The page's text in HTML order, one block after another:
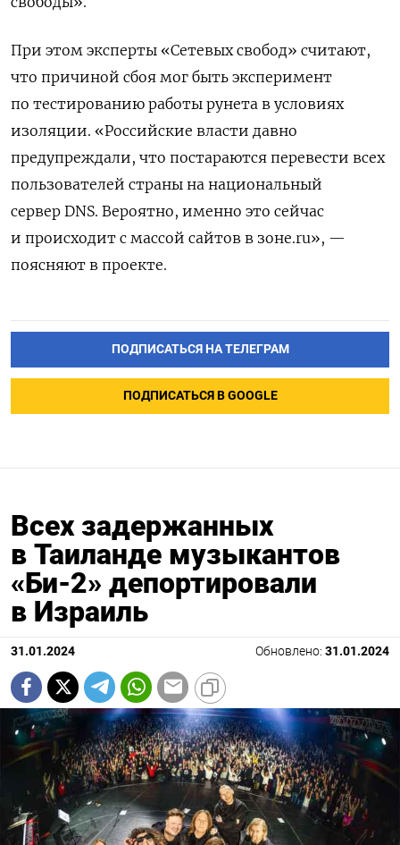
При этом эксперты «Сетевых свобод» считают,
что причиной сбоя мог быть эксперимент
по тестированию работы рунета в условиях
изоляции. «Российские власти давно
предупреждали, что постараются перевести всех
пользователей страны на национальный
сервер DNS. Вероятно, именно это сейчас
и происходит с массой сайтов в зоне.ru», —
поясняют в проекте.
ПОДПИСАТЬСЯ НА ТЕЛЕГРАМ
ПОДПИСАТЬСЯ В GOOGLE
Всех задержанных
в Таиланде музыкантов
«Би-2» депортировали
в Израиль
31.01.2024 Обновлено: 31.01.2024